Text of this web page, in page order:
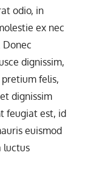
odio, in
ex nec
dignissim,
felis,
dignissim
feugiat est, id
euismod
luctus